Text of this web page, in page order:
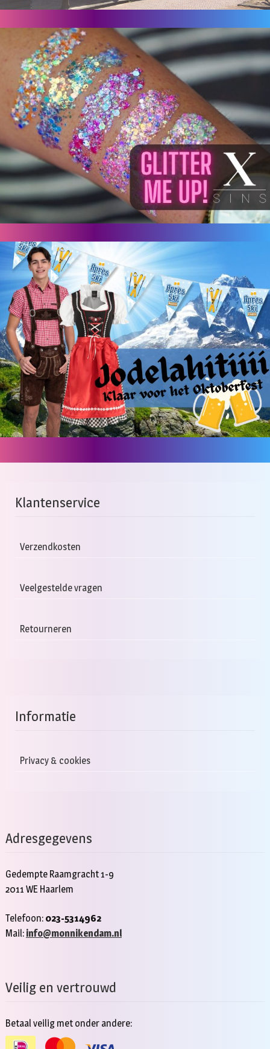
Klantenservice
Verzendkosten
Veelgestelde vragen
Retourneren
Informatie
Privacy & cookies
Adresgegevens
Gedempte Raamgracht 1-9
2011 WE Haarlem
Telefoon: 023-5314962
Mail: info@monnikendam.nl
Veilig en vertrouwd
Betaal veilig met onder andere: